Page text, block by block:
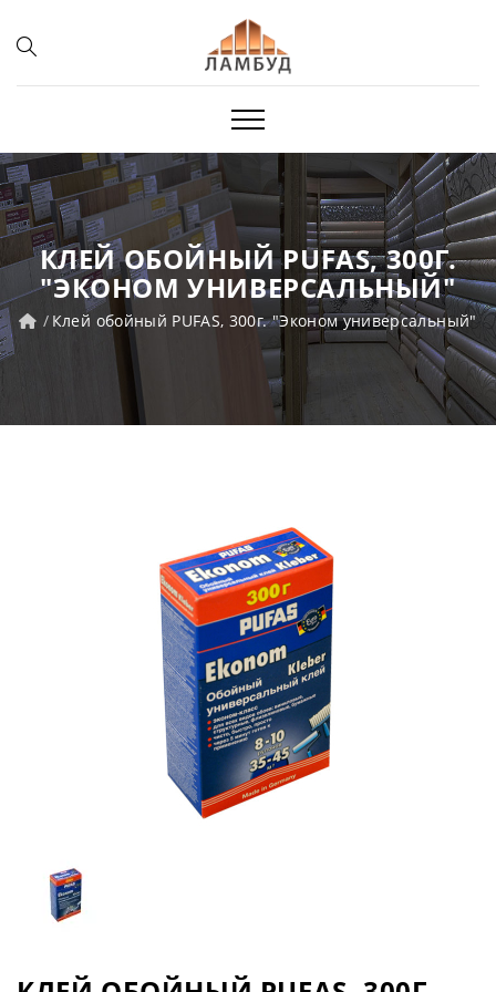
КЛЕЙ ОБОЙНЫЙ PUFAS, 300Г.
"ЭКОНОМ УНИВЕРСАЛЬНЫЙ"
Клей обойный PUFAS, 300г. "Эконом универсальный"